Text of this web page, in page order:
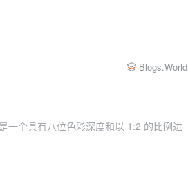
Blogs.World
一个具有八位色彩深度和以 1:2 的比例进